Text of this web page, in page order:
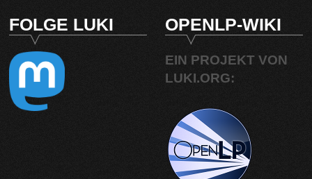
FOLGE LUKI OPENLP-WIKI
EIN PROJEKT VON
LUKI.ORG: